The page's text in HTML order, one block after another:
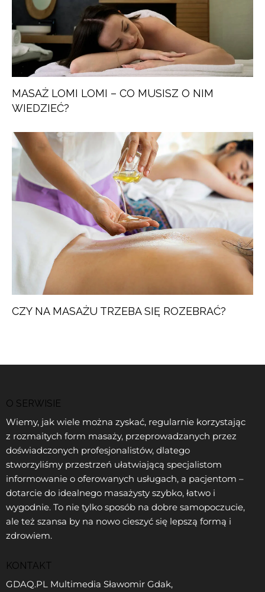
MASAŻ LOMI LOMI – CO MUSISZ O NIM
WIEDZIEĆ?
CZY NA MASAŻU TRZEBA SIĘ ROZEBRAĆ?
O SERWISIE
Wiemy, jak wiele można zyskać, regularnie korzystając
z rozmaitych form masaży, przeprowadzanych przez
doświadczonych profesjonalistów, dlatego
stworzyliśmy przestrzeń ułatwiającą specjalistom
informowanie o oferowanych usługach, a pacjentom –
dotarcie do idealnego masażysty szybko, łatwo i
wygodnie. To nie tylko sposób na dobre samopoczucie,
ale też szansa by na nowo cieszyć się lepszą formą i
zdrowiem.
KONTAKT
GDAQ.PL Multimedia Sławomir Gdak,